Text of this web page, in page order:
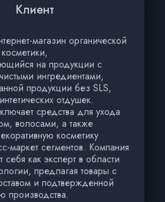
Клиент
магазин органической
на продукции с
ингредиентами,
продукции без SLS,
отдушек.
средства для ухода
волосами, а также
косметику
маркет сегментов. Компания
себя как эксперт в области
предлагая товары с
и подтвержденной
производства.